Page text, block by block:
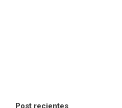
Post recientes